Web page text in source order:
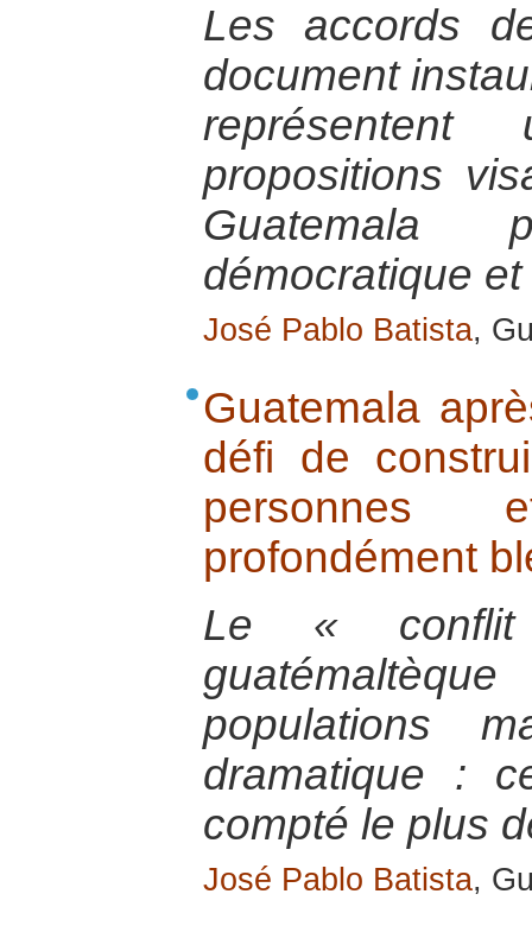
Les accords
document
propositions
démocratique
José Pablo Batista,
Guatemala
défi de
personnes
profondément
Le «
populations
dramatique :
compté le plus
José Pablo Batista,